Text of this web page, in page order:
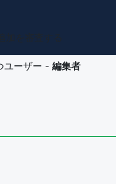
ユーザー - 編集者
ー -
ユーザー -